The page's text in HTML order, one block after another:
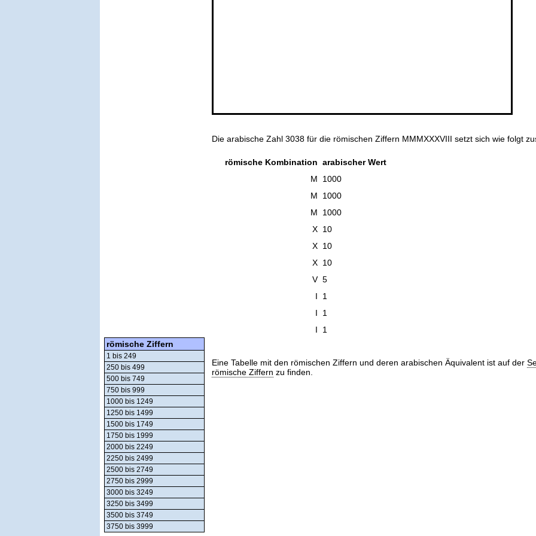
römische Ziffern
1 bis 249
250 bis 499
500 bis 749
750 bis 999
1000 bis 1249
1250 bis 1499
1500 bis 1749
1750 bis 1999
2000 bis 2249
2250 bis 2499
2500 bis 2749
2750 bis 2999
3000 bis 3249
3250 bis 3499
3500 bis 3749
3750 bis 3999
Die arabische Zahl 3038 für die römischen Ziffern MMMXXXVIII setzt sich wie folgt
römische Kombination arabischer Wert
M
1000
M
1000
M
1000
X 10
X 10
X 10
V 5
I
1
I
1
I
1
Eine Tabelle mit den römischen Ziffern und deren arabischen Äquivalent ist auf der
römische Ziffern zu finden.